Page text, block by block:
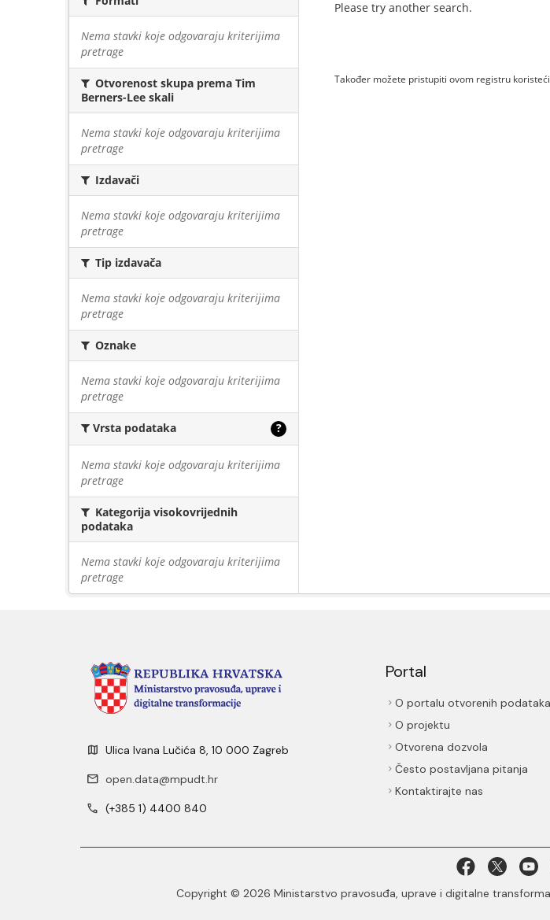
Nema stavki koje odgovaraju kriterijima
pretrage
Otvorenost skupa prema Tim
Berners-Lee skali
Nema stavki koje odgovaraju kriterijima
pretrage
Izdavači
Nema stavki koje odgovaraju kriterijima
pretrage
Tip izdavača
Nema stavki koje odgovaraju kriterijima
pretrage
Oznake
Nema stavki koje odgovaraju kriterijima
pretrage
Vrsta podataka ?
Nema stavki koje odgovaraju kriterijima
pretrage
Kategorija visokovrijednih
podataka
Nema stavki koje odgovaraju kriterijima
pretrage
Please try another search.
Također možete pristupiti ovom registru koristeći